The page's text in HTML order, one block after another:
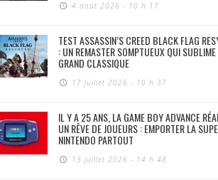
4 août 2026 - 10 h 17
TEST ASSASSIN’S CREED BLACK FLAG
: UN REMASTER SOMPTUEUX QUI
GRAND CLASSIQUE
17 juillet 2026 - 10 h 37
IL Y A 25 ANS, LA GAME BOY ADVANCE
UN RÊVE DE JOUEURS : EMPORTER LA
NINTENDO PARTOUT
13 juillet 2026 - 14 h 48